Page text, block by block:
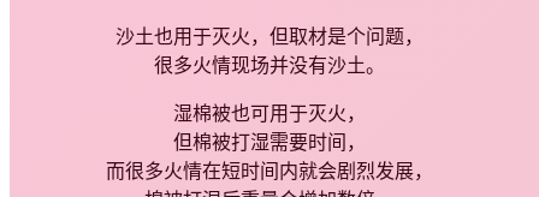
沙土也用于灭火，但取材是个问题，
很多火情现场并没有沙土。
湿棉被也可用于灭火，
但棉被打湿需要时间，
而很多火情在短时间内就会剧烈发展，